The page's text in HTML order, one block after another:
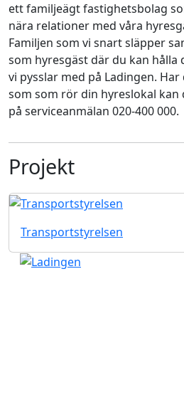
ett familjeägt fastighetsbolag
nära relationer med våra
Familjen som vi snart släpper
som hyresgäst där du kan hålla
vi pysslar med på Ladingen.
som som rör din hyreslokal
på serviceanmälan 020-400 000.
Projekt
Transportstyrelsen